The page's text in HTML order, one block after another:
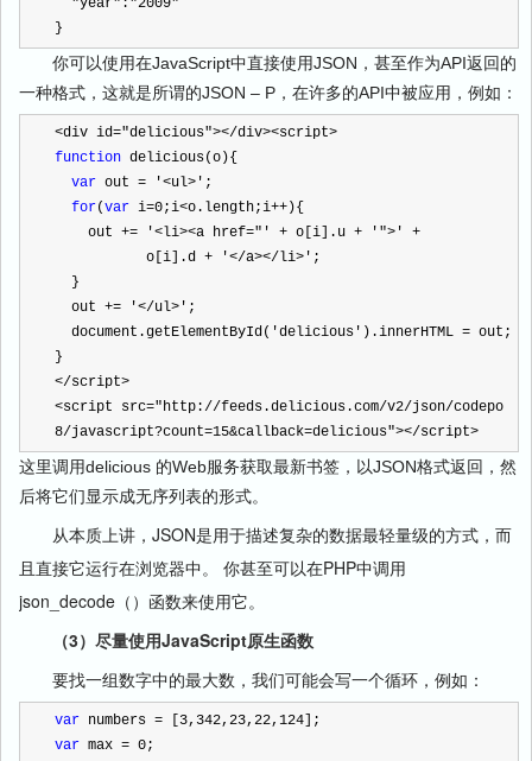
"year " : "2009"
}
你可以使用在JavaScript中直接使用JSON ，甚至作为API返回的
一种格式，这就是所谓的JSON – P ，在许多的API中被应用 ，例如：
<div id="delicious"></div><script>
function delicious(o){
var out = '<ul> ' ;
for(var i=0;i<o.length;i++ ){
    out
+= '<li><a href=" ' + o[i].u + ' "> '
+
           o[i].d
+ '</a></li> ' ;
  }
  out
+= '</ul> ' ;
  document.getElementById(
'delicious ' ).innerHTML = out;
}
</script>
<script src="http://feeds.delicious.com/v2/json/codepo
8/javascript?count=15&callback=delicious"></script>
这里调用delicious 的Web服务获取最新书签，以JSON格式返回，然
后将它们显示成无序列表的形式。
从本质上讲， JSON是用于描述复杂的数据最轻量级的方式，而
且直接它运行在浏览器中。
你甚至可以在PHP中调用
json_decode （）函数来使用它。
（3）尽量使用JavaScript原生函数
要找一组数字中的最大数，我们可能会写一个循环，例如：
var numbers = 3, 342, 23, 22, 124 ];
var max = 0;